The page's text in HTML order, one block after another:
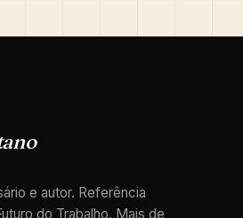
e autor. Referência
do Trabalho. Mais de